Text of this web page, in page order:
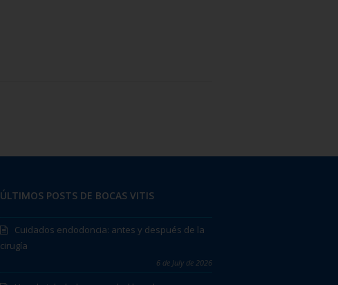
ÚLTIMOS POSTS DE BOCAS VITIS
Cuidados endodoncia: antes y después de la
cirugía
6 de July de 2026